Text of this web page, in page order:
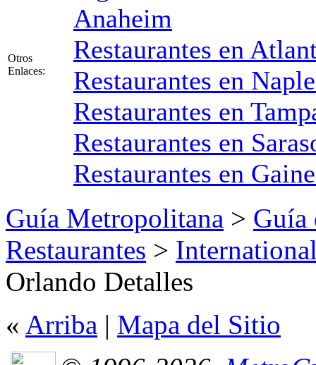
Otros
Enlaces:
Anaheim
Restaurantes en
Restaurantes en
Restaurantes en
Restaurantes en
Restaurantes en
Guía Metropolitana > Guía
Restaurantes >
Orlando Detalles
« Arriba | Mapa del Sitio